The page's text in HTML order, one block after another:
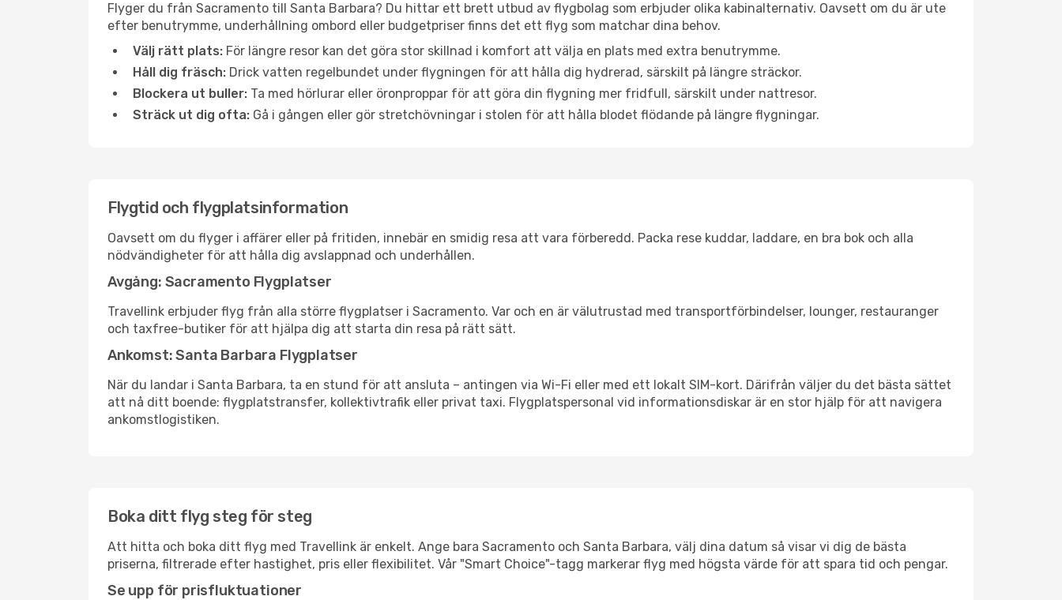
Flyger du från Sacramento till Santa Barbara? Du hittar ett brett utbud av flygbolag som erbjuder olika kabinalternativ. Oavsett om du är ute
efter benutrymme, underhållning ombord eller budgetpriser finns det ett flyg som matchar dina behov.
Välj rätt plats: För längre resor kan det göra stor skillnad i komfort att välja en plats med extra benutrymme.
Håll dig fräsch: Drick vatten regelbundet under flygningen för att hålla dig hydrerad, särskilt på längre sträckor.
Blockera ut buller: Ta med hörlurar eller öronproppar för att göra din flygning mer fridfull, särskilt under nattresor.
Sträck ut dig ofta: Gå i gången eller gör stretchövningar i stolen för att hålla blodet flödande på längre flygningar.
Flygtid och flygplatsinformation
Oavsett om du flyger i affärer eller på fritiden, innebär en smidig resa att vara förberedd. Packa rese kuddar, laddare, en bra bok och alla
nödvändigheter för att hålla dig avslappnad och underhållen.
Avgång: Sacramento Flygplatser
Travellink erbjuder flyg från alla större flygplatser i Sacramento. Var och en är välutrustad med transportförbindelser, lounger, restauranger
och taxfree-butiker för att hjälpa dig att starta din resa på rätt sätt.
Ankomst: Santa Barbara Flygplatser
När du landar i Santa Barbara, ta en stund för att ansluta – antingen via Wi-Fi eller med ett lokalt SIM-kort. Därifrån väljer du det bästa sättet
att nå ditt boende: flygplatstransfer, kollektivtrafik eller privat taxi. Flygplatspersonal vid informationsdiskar är en stor hjälp för att navigera
ankomstlogistiken.
Boka ditt flyg steg för steg
Att hitta och boka ditt flyg med Travellink är enkelt. Ange bara Sacramento och Santa Barbara, välj dina datum så visar vi dig de bästa
priserna, filtrerade efter hastighet, pris eller flexibilitet. Vår "Smart Choice"-tagg markerar flyg med högsta värde för att spara tid och pengar.
Se upp för prisfluktuationer